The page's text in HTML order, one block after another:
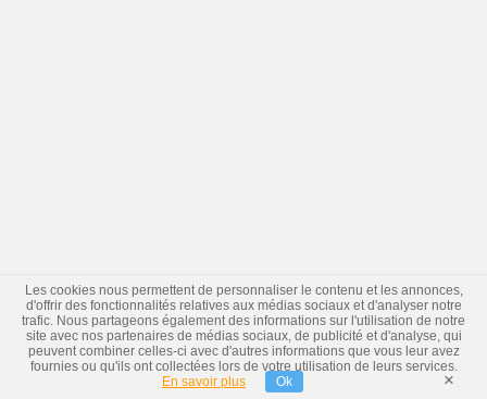
Les cookies nous permettent de personnaliser le contenu et les annonces,
d'offrir des fonctionnalités relatives aux médias sociaux et d'analyser notre
trafic. Nous partageons également des informations sur l'utilisation de notre
site avec nos partenaires de médias sociaux, de publicité et d'analyse, qui
peuvent combiner celles-ci avec d'autres informations que vous leur avez
fournies ou qu'ils ont collectées lors de votre utilisation de leurs services.
En savoir plus
Ok ×